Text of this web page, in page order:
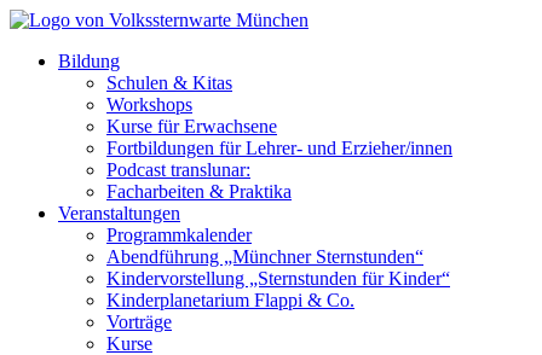
Bildung
Schulen & Kitas
Workshops
Kurse für Erwachsene
Fortbildungen für Lehrer- und Erzieher/innen
Podcast translunar:
Facharbeiten & Praktika
Veranstaltungen
Programmkalender
Abendführung „Münchner Sternstunden“
Kindervorstellung „Sternstunden für Kinder“
Kinderplanetarium Flappi & Co.
Vorträge
Kurse